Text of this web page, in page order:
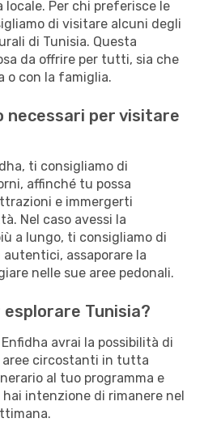
Per chi preferisce le
di visitare alcuni degli
di Tunisia. Questa
da offrire per tutti, sia che
o con la famiglia.
necessari per visitare
ti consigliamo di
affinché tu possa
e immergerti
Nel caso avessi la
a lungo, ti consigliamo di
assaporare la
nelle sue aree pedonali.
Tunisia?
avrai la possibilità di
aree circostanti in tutta
al tuo programma e
intenzione di rimanere nel